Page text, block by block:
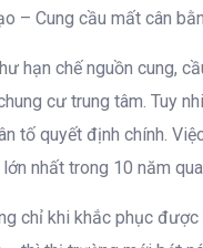
– Cung cầu mất cân
hạn chế nguồn cung,
cư trung tâm. Tuy
tố quyết định chính.
nhất trong 10 năm
chỉ khi khắc phục